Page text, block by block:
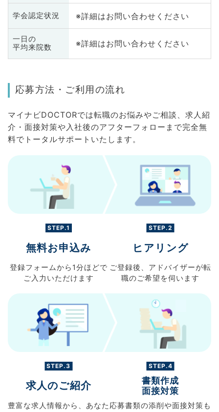
学会認定状況 ※詳細はお問い合わせください
一日の
平均来院数
※詳細はお問い合わせください
応募方法・ご利用の流れ
マイナビDOCTORでは転職のお悩みやご相談、求人紹
介・面接対策や入社後のアフターフォローまで完全無
料でトータルサポートいたします。
STEP.1
無料お申込み
登録フォームから 1分ほどで
ご入力 いただけます
STEP.2
ヒアリング
ご登録後、 アドバイザーが転
職のご希望を伺います
STEP.3
求人のご紹介
豊富な求人情報から、 あなた
STEP.4
書類作成
面接対策
応募書類の添削や面接対策も